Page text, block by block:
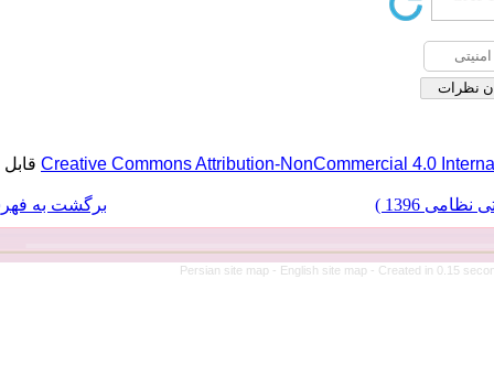
Creative Commons Attribution-قابل بازنشر است.
برگشت به فهرست نسخه ها
Persian site map -